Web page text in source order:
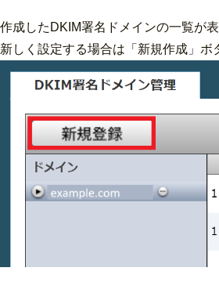
作成したDKIM署名ドメインの一覧が表
新しく設定する場合は「新規作成」ボ